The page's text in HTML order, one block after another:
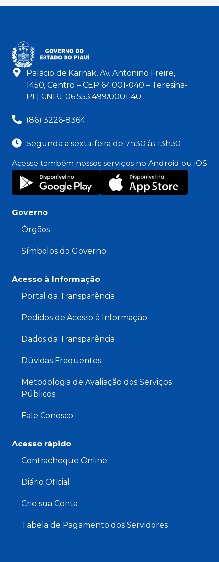
Palácio de Karnak, Av. Antonino Freire,
1450, Centro – CEP 64.001-040 – Teresina-
PI | CNPJ: 06.553.499/0001-40
(86) 3226-8364
Segunda a sexta-feira de 7h30 às 13h30
Acesse também nossos serviços no Android ou iOS
Governo
Órgãos
Símbolos do Governo
Acesso à Informação
Portal da Transparência
Pedidos de Acesso à Informação
Dados da Transparência
Dúvidas Frequentes
Metodologia de Avaliação dos Serviços
Públicos
Fale Conosco
Acesso rápido
Contracheque Online
Diário Oficial
Crie sua Conta
Tabela de Pagamento dos Servidores